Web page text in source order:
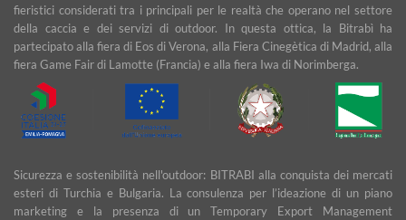
fieristici considerati tra i principali per le realtà che operano nel settore
della caccia e dei servizi di outdoor. In questa ottica, la Bitrabì ha
partecipato alla fiera di Eos di Verona, alla Fiera Cinegètica di Madrid, alla
fiera Game Fair di Lamotte (Francia) e alla fiera Iwa di Norimberga.
Sicurezza e sostenibilità nell'outdoor: BITRABI alla conquista dei mercati
esteri di Turchia e Bulgaria. La consulenza per l’ideazione di un piano
marketing e la presenza di un Temporary Export Management